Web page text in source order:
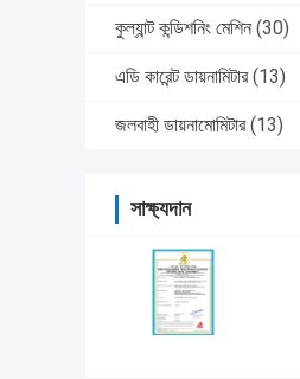
কুল্যান্ট কন্ডিশনিং মেশিন (30)
এডি কারেন্ট ডায়নামিটার (13)
জলবাহী ডায়নামোমিটার (13)
সাক্ষ্যদান